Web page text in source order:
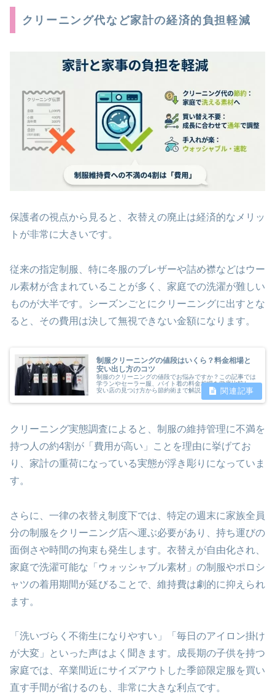
クリーニング代など家計の経済的負担軽減
保護者の視点から見ると、衣替えの廃止は経済的なメリッ
トが非常に大きいです。
従来の指定制服、特に冬服のブレザーや詰め襟などはウー
ル素材が含まれていることが多く、家庭での洗濯が難しい
ものが大半です。シーズンごとにクリーニングに出すとな
ると、その費用は決して無視できない金額になります。
制服クリーニングの値段はいくら？料金相場と
安い出し方のコツ
制服のクリーニングの値段でお悩みですか？この記事では
学ランやセーラー服、バイト着の料金相場を徹底比較し、
安い店の見つけ方から節約術まで解説。クリーニングにか
かる日数や出し方のコツも網羅しています。あなたの知り
たいクリーニングの値段や制服に関する疑問がこの記事一
クリーニング実態調査によると、制服の維持管理に不満を
持つ人の約4割が「費用が高い」ことを理由に挙げてお
り、家計の重荷になっている実態が浮き彫りになっていま
す。
さらに、一律の衣替え制度下では、特定の週末に家族全員
分の制服をクリーニング店へ運ぶ必要があり、持ち運びの
面倒さや時間の拘束も発生します。衣替えが自由化され、
家庭で洗濯可能な「ウォッシャブル素材」の制服やポロシ
ャツの着用期間が延びることで、維持費は劇的に抑えられ
ます。
「洗いづらく不衛生になりやすい」「毎日のアイロン掛け
が大変」といった声はよく聞きます。成長期の子供を持つ
家庭では、卒業間近にサイズアウトした季節限定服を買い
直す手間が省けるのも、非常に大きな利点です。